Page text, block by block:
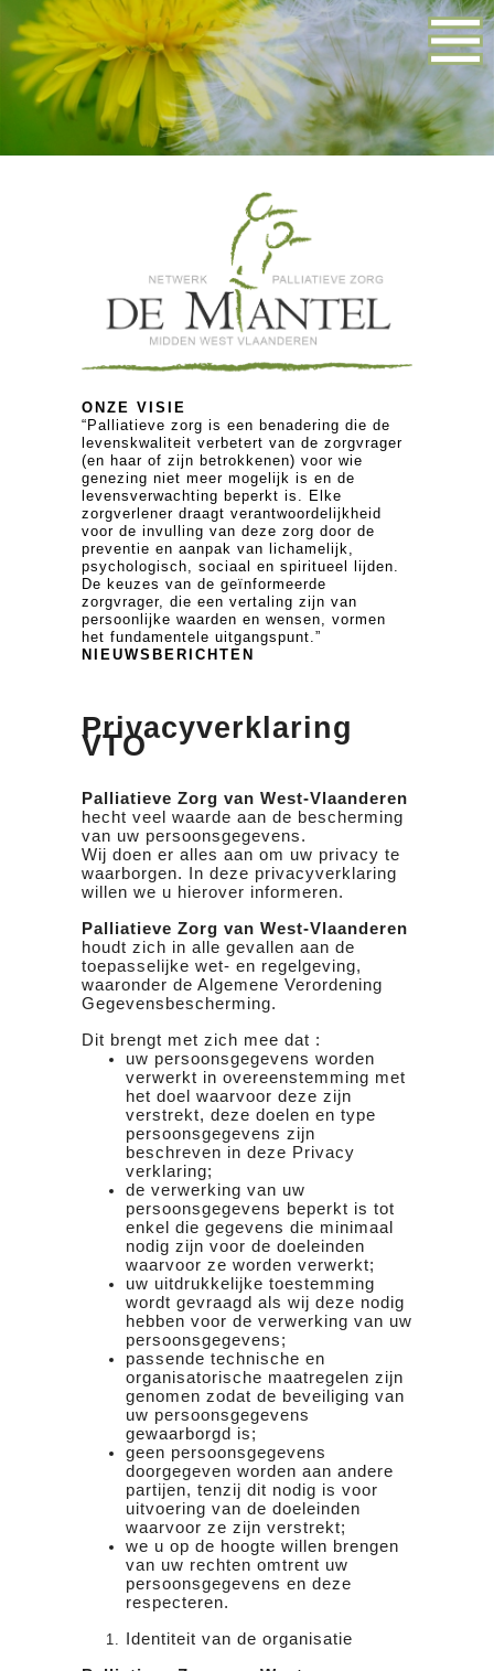
ONZE VISIE
“Palliatieve zorg is een benadering die de
levenskwaliteit verbetert van de zorgvrager
(en haar of zijn betrokkenen) voor wie
genezing niet meer mogelijk is en de
levensverwachting beperkt is. Elke
zorgverlener draagt verantwoordelijkheid
voor de invulling van deze zorg door de
preventie en aanpak van lichamelijk,
psychologisch, sociaal en spiritueel lijden.
De keuzes van de geïnformeerde
zorgvrager, die een vertaling zijn van
persoonlijke waarden en wensen, vormen
het fundamentele uitgangspunt.”
NIEUWSBERICHTEN
Privacyverklaring
VTO
Palliatieve Zorg van West-Vlaanderen
hecht veel waarde aan de bescherming
van uw persoonsgegevens.
Wij doen er alles aan om uw privacy te
waarborgen. In deze privacyverklaring
willen we u hierover informeren.
Palliatieve Zorg van West-Vlaanderen
houdt zich in alle gevallen aan de
toepasselijke wet- en regelgeving,
waaronder de Algemene Verordening
Gegevensbescherming.
Dit brengt met zich mee dat :
uw persoonsgegevens worden
verwerkt in overeenstemming met
het doel waarvoor deze zijn
verstrekt, deze doelen en type
persoonsgegevens zijn
beschreven in deze Privacy
verklaring;
de verwerking van uw
persoonsgegevens beperkt is tot
enkel die gegevens die minimaal
nodig zijn voor de doeleinden
waarvoor ze worden verwerkt;
uw uitdrukkelijke toestemming
wordt gevraagd als wij deze nodig
hebben voor de verwerking van uw
persoonsgegevens;
passende technische en
organisatorische maatregelen zijn
genomen zodat de beveiliging van
uw persoonsgegevens
gewaarborgd is;
geen persoonsgegevens
doorgegeven worden aan andere
partijen, tenzij dit nodig is voor
uitvoering van de doeleinden
waarvoor ze zijn verstrekt;
we u op de hoogte willen brengen
van uw rechten omtrent uw
persoonsgegevens en deze
respecteren.
Identiteit van de organisatie